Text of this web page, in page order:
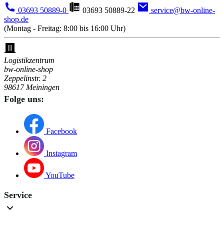
03693 50889-0 03693 50889-22
service@bw-online-
shop.de
(Montag - Freitag: 8:00 bis 16:00 Uhr)
Logistikzentrum
bw-online-shop
Zeppelinstr. 2
98617 Meiningen
Folge uns:
Facebook
Instagram
YouTube
Service